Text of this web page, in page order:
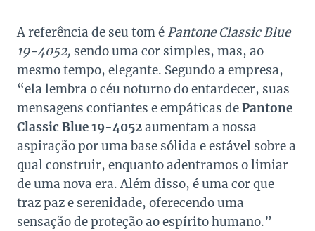
A referência de seu tom é Pantone Classic Blue
19-4052, sendo uma cor simples, mas, ao
mesmo tempo, elegante. Segundo a empresa,
“ela lembra o céu noturno do entardecer, suas
mensagens confiantes e empáticas dePantone
Classic Blue 19-4052aumentam a nossa
aspiração por uma base sólida e estável sobre a
qual construir, enquanto adentramos o limiar
de uma nova era. Além disso, é uma cor que
traz paz e serenidade, oferecendo uma
sensação de proteção ao espírito humano.”